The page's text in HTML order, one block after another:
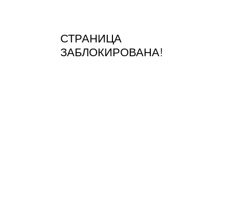
СТРАНИЦА
ЗАБЛОКИРОВАНА!